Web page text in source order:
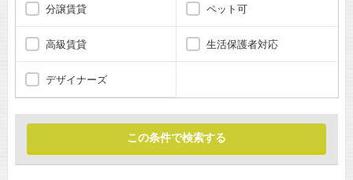
分譲賃貸 ペット可
高級賃貸 生活保護者対応
デザイナーズ